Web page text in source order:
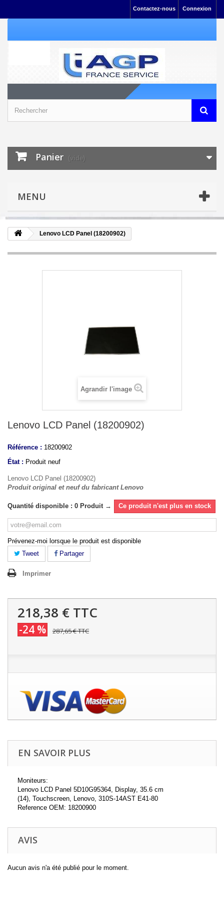
Connexion
Contactez-nous
Panier (vide)
MENU
Lenovo LCD Panel (18200902)
Agrandir l'image
Lenovo LCD Panel (18200902)
Référence : 18200902
État : Produit neuf
Lenovo LCD Panel (18200902)
Produit original et neuf du fabricant Lenovo
Quantité disponible : 0 Produit → Ce produit n'est plus en stock
Prévenez-moi lorsque le produit est disponible
Tweet
Partager
Imprimer
218,38 € TTC
-24 % 287,65 €TTC
EN SAVOIR PLUS
Moniteurs:
Lenovo LCD Panel 5D10G95364, Display, 35.6 cm
(14), Touchscreen, Lenovo, 310S-14AST E41-80
Reference OEM: 18200900
AVIS
Aucun avis n'a été publié pour le moment.